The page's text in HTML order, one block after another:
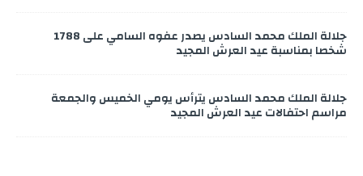
جلالة الملك محمد السادس يصدر عفوه السامي على 1788
شخصا بمناسبة عيد العرش المجيد
جلالة الملك محمد السادس يترأس يومي الخميس والجمعة
مراسم احتفالات عيد العرش المجيد